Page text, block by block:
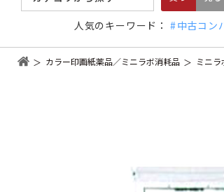
人気のキーワード： 中古コン
カラー印画紙薬品／ミニラボ消耗品 ミニ